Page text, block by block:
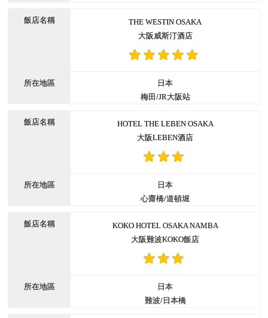
THE WESTIN OSAKA
大阪威斯汀酒店
日本
梅田/JR大阪站
HOTEL THE LEBEN OSAKA
大阪LEBEN酒店
日本
心齋橋/道頓堀
KOKO HOTEL OSAKA NAMBA
大阪難波KOKO飯店
日本
難波/日本橋